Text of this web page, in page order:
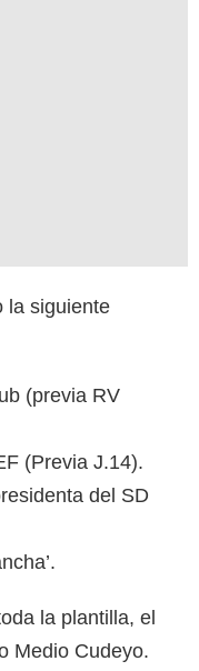
la siguiente
(previa RV
(Previa J.14).
del SD
la plantilla, el
Medio Cudeyo.